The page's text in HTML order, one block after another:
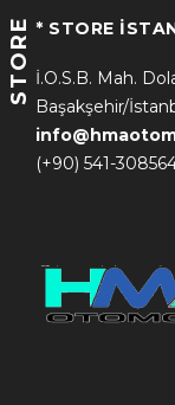
STORE * STORE
İ.O.S.B. Mah.
Başakşehir/
(+90) 541-